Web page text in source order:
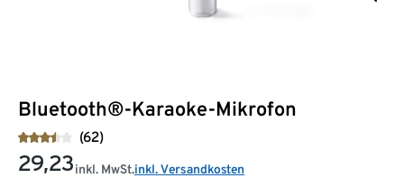
Bluetooth®-Karaoke-Mikrofon
(62)
29,23inkl. MwSt.inkl. Versandkosten